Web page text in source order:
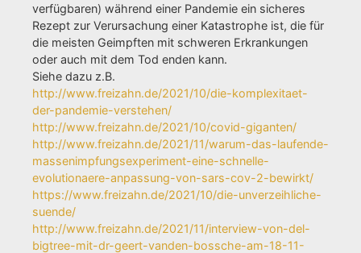
verfügbaren) während einer Pandemie ein sicheres
Rezept zur Verursachung einer Katastrophe ist, die für
die meisten Geimpften mit schweren Erkrankungen
oder auch mit dem Tod enden kann.
Siehe dazu z.B.
http://www.freizahn.de/2021/10/die-komplexitaet-
der-pandemie-verstehen/
http://www.freizahn.de/2021/10/covid-giganten/
http://www.freizahn.de/2021/11/warum-das-laufende-
massenimpfungsexperiment-eine-schnelle-
evolutionaere-anpassung-von-sars-cov-2-bewirkt/
https://www.freizahn.de/2021/10/die-unverzeihliche-
suende/
http://www.freizahn.de/2021/11/interview-von-del-
bigtree-mit-dr-geert-vanden-bossche-am-18-11-